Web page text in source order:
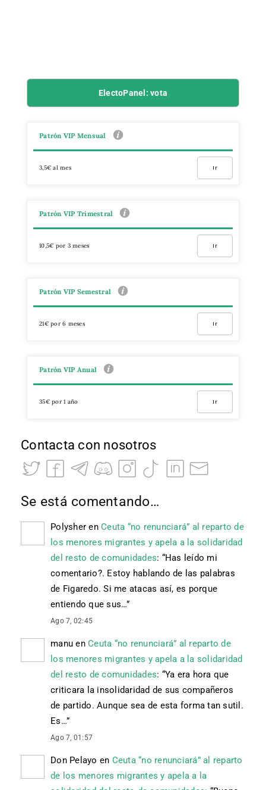
ElectoPanel: vota
Patrón VIP Mensual
3,5€ al mes Ir
Patrón VIP Trimestral
10,5€ por 3 meses Ir
Patrón VIP Semestral
21€ por 6 meses Ir
Patrón VIP Anual
35€ por 1 año Ir
Contacta con nosotros
Se está comentando…
Polysher en Ceuta “no renunciará” al reparto de
los menores migrantes y apela a la solidaridad
del resto de comunidades: “Has leído mi
comentario?. Estoy hablando de las palabras
de Figaredo. Si me atacas así, es porque
entiendo que sus…”
Ago 7, 02:45
manu en Ceuta “no renunciará” al reparto de
los menores migrantes y apela a la solidaridad
del resto de comunidades: “Ya era hora que
criticara la insolidaridad de sus compañeros
de partido. Aunque sea de esta forma tan sutil.
Es…”
Ago 7, 01:57
Don Pelayo en Ceuta “no renunciará” al reparto
de los menores migrantes y apela a la